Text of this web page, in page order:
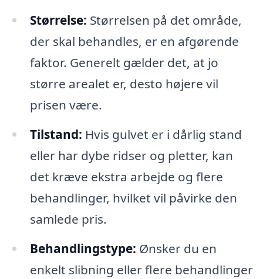
Størrelse: Størrelsen på det område,
der skal behandles, er en afgørende
faktor. Generelt gælder det, at jo
større arealet er, desto højere vil
prisen være.
Tilstand: Hvis gulvet er i dårlig stand
eller har dybe ridser og pletter, kan
det kræve ekstra arbejde og flere
behandlinger, hvilket vil påvirke den
samlede pris.
Behandlingstype: Ønsker du en
enkelt slibning eller flere behandlinger